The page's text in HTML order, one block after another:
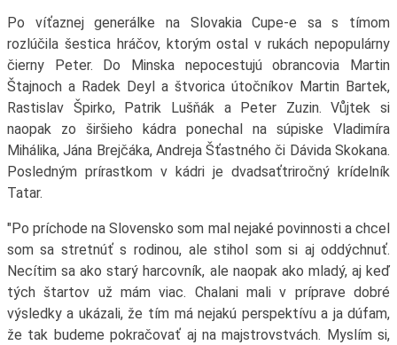
Po víťaznej generálke na Slovakia Cupe-e sa s tímom
rozlúčila šestica hráčov, ktorým ostal v rukách nepopulárny
čierny Peter. Do Minska nepocestujú obrancovia Martin
Štajnoch a Radek Deyl a štvorica útočníkov Martin Bartek,
Rastislav Špirko, Patrik Lušňák a Peter Zuzin. Vůjtek si
naopak zo širšieho kádra ponechal na súpiske Vladimíra
Mihálika, Jána Brejčáka, Andreja Šťastného či Dávida Skokana.
Posledným prírastkom v kádri je dvadsaťtriročný krídelník
Tatar.
"Po príchode na Slovensko som mal nejaké povinnosti a chcel
som sa stretnúť s rodinou, ale stihol som si aj oddýchnuť.
Necítim sa ako starý harcovník, ale naopak ako mladý, aj keď
tých štartov už mám viac. Chalani mali v príprave dobré
výsledky a ukázali, že tím má nejakú perspektívu a ja dúfam,
že tak budeme pokračovať aj na majstrovstvách. Myslím si,